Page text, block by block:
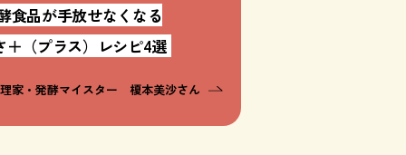
食品が手放せなくなる
＋（プラス）レシピ4選
家・発酵マイスター 榎本美沙さん